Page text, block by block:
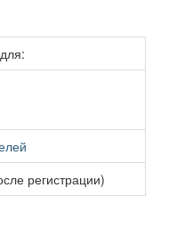
регистрации)